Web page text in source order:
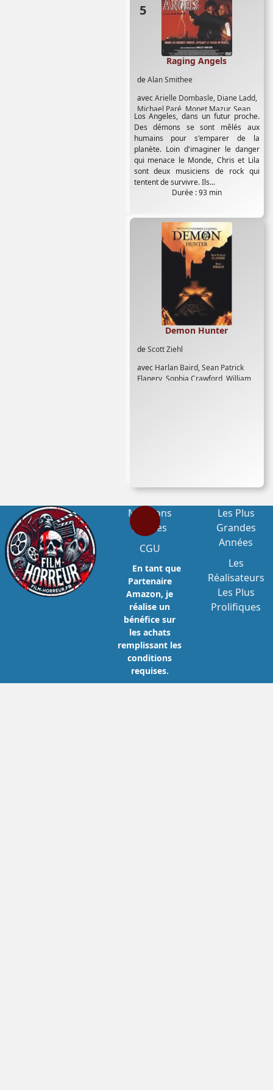
deAlan Smithee
avecArielle Dombasle, Diane Ladd,
Michael Paré, Monet Mazur, Sean
Patrick Flanery,Shelley Winters
Raging Angels
Los Angeles, dans un futur proche.
Des démons se sont mêlés aux
humains pour s'emparer de la
planète. Loin d'imaginer le danger
qui menace le Monde, Chris et Lila
sont deux musiciens de rock qui
tentent de survivre. Ils...
Durée : 93 min
deScott Ziehl
avec Harlan Baird,Sean Patrick
Flanery, Sophia Crawford, William
Demon Hunter
Mentions
Légales
CGU
En tant que
Partenaire
Amazon, je
réalise un
bénéfice sur
les achats
remplissant les
conditions
requises.
Les Plus
Grandes
Années
Les
Réalisateurs
Les Plus
Prolifiques